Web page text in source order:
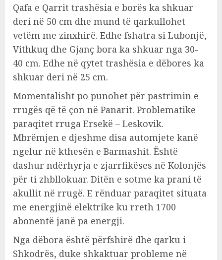
Qafa e Qarrit trashësia e borës ka shkuar
deri në 50 cm dhe mund të qarkullohet
vetëm me zinxhirë. Edhe fshatra si Lubonjë,
Vithkuq dhe Gjanç bora ka shkuar nga 30-
40 cm. Edhe në qytet trashësia e dëbores ka
shkuar deri në 25 cm.
Momentalisht po punohet për pastrimin e
rrugës që të çon në Panarit. Problematike
paraqitet rruga Ersekë – Leskovik.
Mbrëmjen e djeshme disa automjete kanë
ngelur në kthesën e Barmashit. Është
dashur ndërhyrja e zjarrfikëses në Kolonjës
për ti zhbllokuar. Ditën e sotme ka prani të
akullit në rrugë. E rënduar paraqitet situata
me energjinë elektrike ku rreth 1700
abonentë janë pa energji.
Nga dëbora është përfshirë dhe qarku i
Shkodrës, duke shkaktuar probleme në